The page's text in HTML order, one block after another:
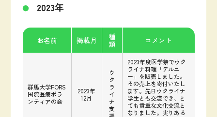
2023年
お名前 掲載月
種
類
コメント
群馬大学FORS
国際医療ボラ
ンティアの会
2023年
12月
ウ
ク
ラ
イ
ナ
支
2023年度医学祭でウク
ライナ料理「デルニ
ー」を販売しました。
その売上を寄付いたし
ます。先日ウクライナ
学生とも交流でき、と
ても貴重な文化交流と
なりました。実りある